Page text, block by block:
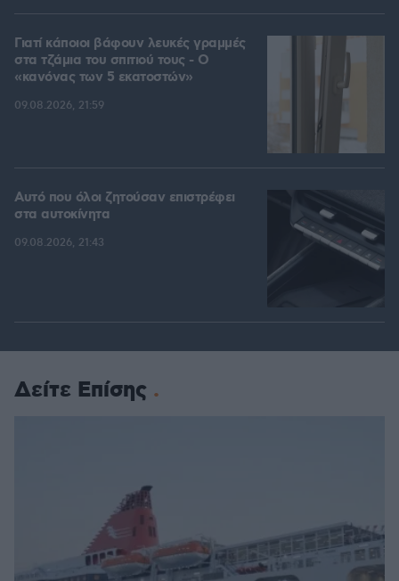
Γιατί κάποιοι βάφουν λευκές γραμμές
στα τζάμια του σπιτιού τους - Ο
«κανόνας των 5 εκατοστών»
09.08.2026, 21:59
Αυτό που όλοι ζητούσαν επιστρέφει
στα αυτοκίνητα
09.08.2026, 21:43
Δείτε Επίσης